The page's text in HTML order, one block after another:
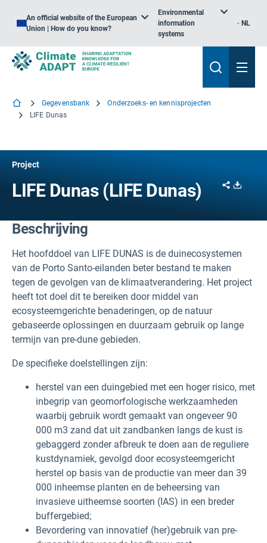
An official website of the European
Union | How do you know?
Environmental
information
systems
NL
Gegevensbank
Onderzoeks- en kennisprojecten
LIFE Dunas
Project
LIFE Dunas (LIFE Dunas) Share
Beschrijving
Het hoofddoel van LIFE DUNAS is de duinecosystemen
van de Porto Santo-eilanden beter bestand te maken
tegen de gevolgen van de klimaatverandering. Het project
heeft tot doel dit te bereiken door middel van
ecosysteemgerichte benaderingen, op de natuur
gebaseerde oplossingen en duurzaam gebruik op lange
termijn van pre-dune gebieden.
De specifieke doelstellingen zijn:
herstel van een duingebied met een hoger risico, met
inbegrip van geomorfologische werkzaamheden
waarbij gebruik wordt gemaakt van ongeveer 90
000 m3 zand dat uit zandbanken langs de kust is
gebaggerd zonder afbreuk te doen aan de reguliere
kustdynamiek, gevolgd door ecosysteemgericht
herstel op basis van de productie van meer dan 39
000 inheemse planten en de beheersing van
invasieve uitheemse soorten (IAS) in een breder
buffergebied;
Bevordering van innovatief (her)gebruik van pre-